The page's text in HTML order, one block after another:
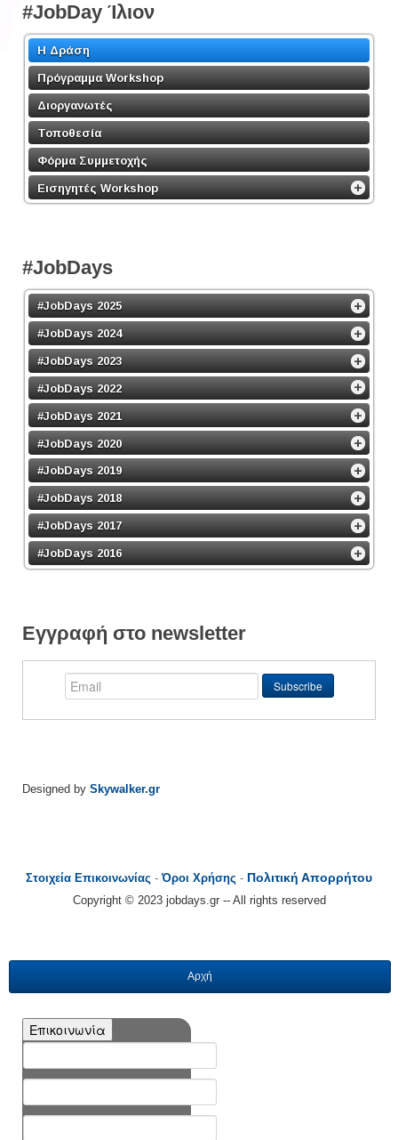
#JobDay Ίλιον
Η Δράση
Πρόγραμμα Workshop
Διοργανωτές
Τοποθεσία
Φόρμα Συμμετοχής
Εισηγητές Workshop
#JobDays
#JobDays 2025
#JobDays 2024
#JobDays 2023
#JobDays 2022
#JobDays 2021
#JobDays 2020
#JobDays 2019
#JobDays 2018
#JobDays 2017
#JobDays 2016
Εγγραφή στο newsletter
Designed by Skywalker.gr
Στοιχεία Επικοινωνίας -Όροι Χρήσης - Πολιτική Απορρήτου
Copyright © 2023 jobdays.gr -- All rights reserved
Αρχή